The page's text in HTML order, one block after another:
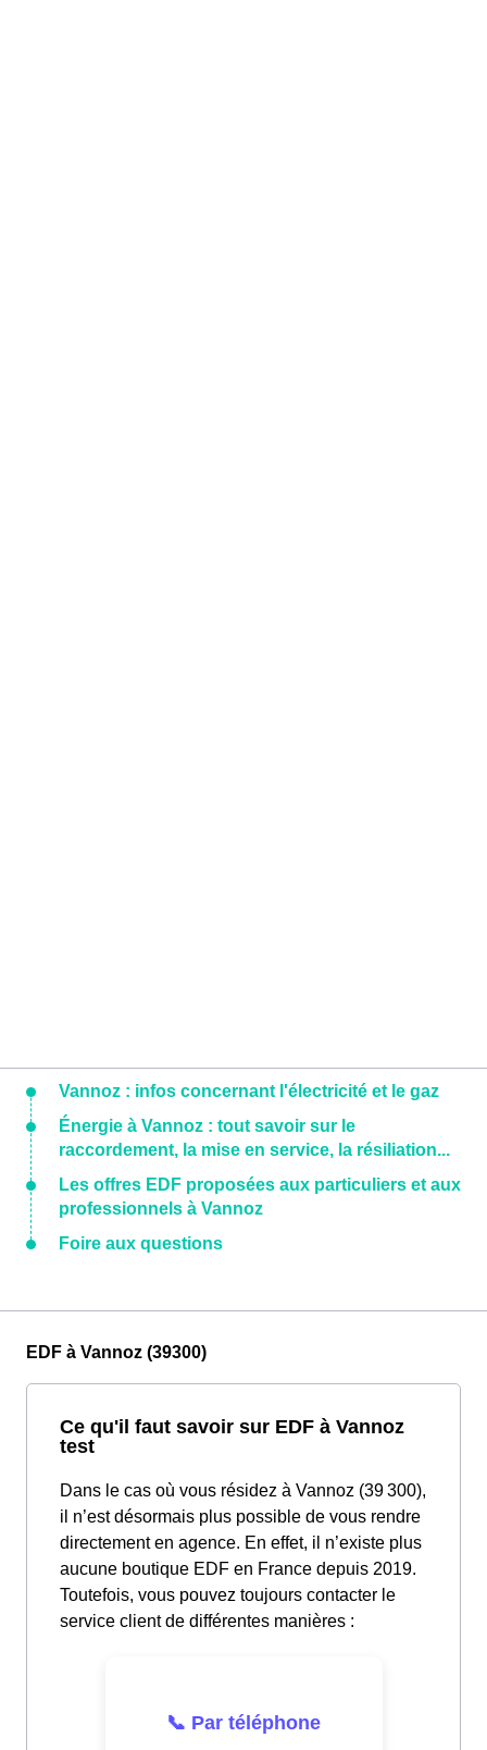
Vannoz : infos concernant l'électricité et le gaz
Énergie à Vannoz : tout savoir sur le
raccordement, la mise en service, la résiliation...
Les offres EDF proposées aux particuliers et aux
professionnels à Vannoz
Foire aux questions
EDF à Vannoz (39300)
Ce qu'il faut savoir sur EDF à Vannoz
test
Dans le cas où vous résidez à Vannoz (39 300),
il n’est désormais plus possible de vous rendre
directement en agence. En effet, il n’existe plus
aucune boutique EDF en France depuis 2019.
Toutefois, vous pouvez toujours contacter le
service client de différentes manières :
📞 Par téléphone